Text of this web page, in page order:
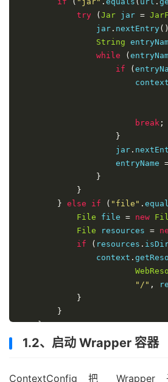
try
( Jar jar =
                jar
. nextEntry
String
while
(
if
(
                        context
break ;
}
                    jar
.
                    entryName
}
}
} else if ( "file" .
File file = new
File resources =
if
( resources .
                context
.
"/" ,
}
}
}
1.2、启动 Wrapper 容器
ContextConfig 把